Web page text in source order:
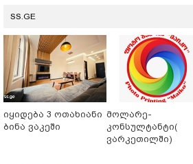
SS.GE
იყიდება 3 ოთახიანი
ბინა ვაკეში
მოლარე-
კონსულტანტი(
ვარკეთილში)